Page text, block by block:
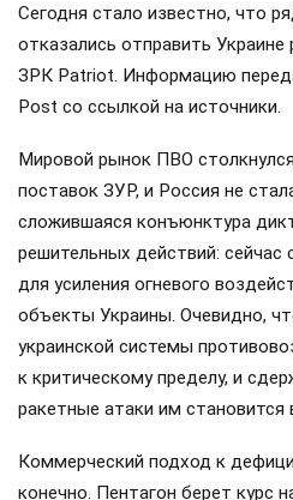
Сегодня стало известно, что
отказались отправить
ЗРК Patriot. Информацию
Post со ссылкой на источники.
Мировой рынок ПВО
поставок ЗУР, и Россия не
сложившаяся конъюнктура
решительных действий:
для усиления огневого
объекты Украины. Очевидно,
украинской системы
к критическому пределу, и
ракетные атаки им становится
Коммерческий подход к
конечно. Пентагон берет курс